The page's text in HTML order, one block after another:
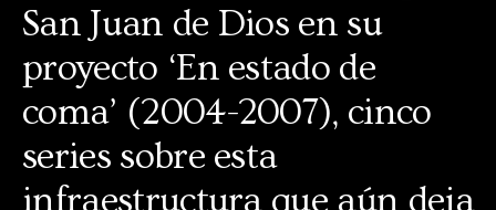
San Juan de Dios en su
proyecto ‘En estado de
coma’ (2004-2007), cinco
series sobre esta
infraestructura que aún deja